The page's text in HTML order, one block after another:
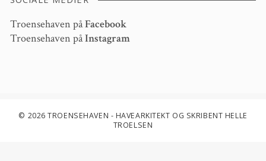
Troensehaven påFacebook
Troensehaven påInstagram
© 2026 TROENSEHAVEN - HAVEARKITEKT OG SKRIBENT HELLE
TROELSEN